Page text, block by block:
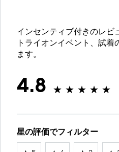
インセンティブ付きのレビ
トライオンイベント、試
ます。
4.8
星の評価でフィルター